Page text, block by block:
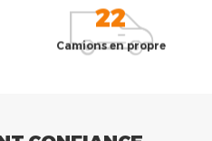
22
Camions en propre